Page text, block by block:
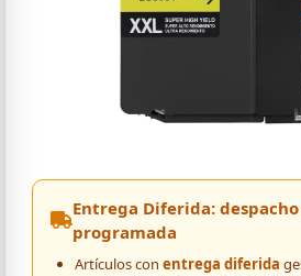
Entrega Diferida:
programada
Artículos con entrega diferida